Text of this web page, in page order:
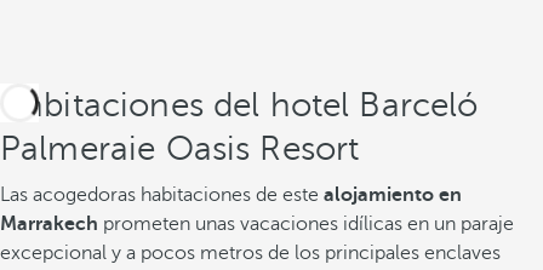
Habitaciones del hotel Barceló
Palmeraie Oasis Resort
Las acogedoras habitaciones de este alojamiento en
Marrakech prometen unas vacaciones idílicas en un paraje
excepcional y a pocos metros de los principales enclaves